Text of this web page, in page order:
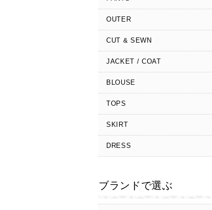
OUTER
CUT & SEWN
JACKET / COAT
BLOUSE
TOPS
SKIRT
DRESS
ブランドで選ぶ